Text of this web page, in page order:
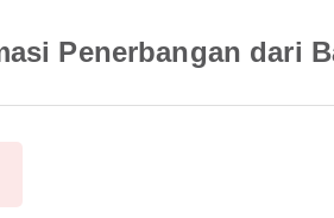
Penerbangan dari